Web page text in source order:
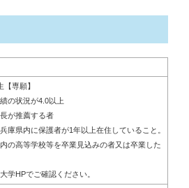
専願】
の状況が4.0以上
が推薦する者
庫県内に保護者が1年以上在住していること。
の高等学校等を卒業見込みの者又は卒業した
学HPでご確認ください。